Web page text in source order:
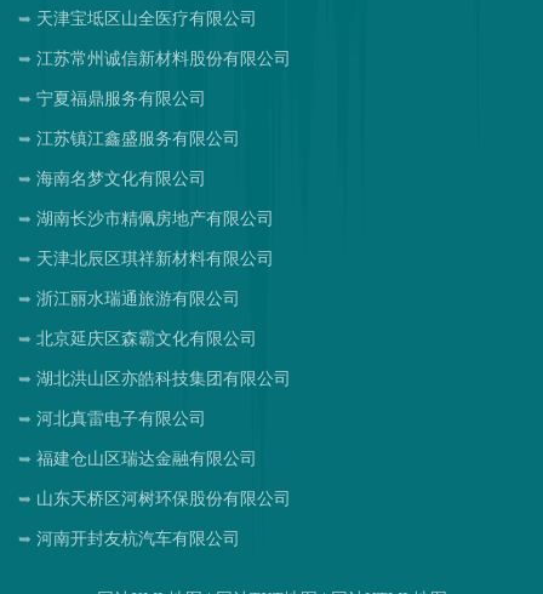
天津宝坻区山全医疗有限公司
江苏常州诚信新材料股份有限公司
宁夏福鼎服务有限公司
江苏镇江鑫盛服务有限公司
海南名梦文化有限公司
湖南长沙市精佩房地产有限公司
天津北辰区琪祥新材料有限公司
浙江丽水瑞通旅游有限公司
北京延庆区森霸文化有限公司
湖北洪山区亦皓科技集团有限公司
河北真雷电子有限公司
福建仓山区瑞达金融有限公司
山东天桥区河树环保股份有限公司
河南开封友杭汽车有限公司